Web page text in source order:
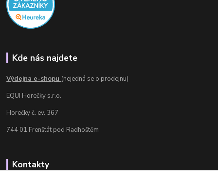
Kde nás najdete
Výdejna e-shopu (nejedná se o prodejnu)
EQUI Horečky s.r.o.
Horečky č. ev. 367
744 01 Frenštát pod Radhoštěm
Kontakty